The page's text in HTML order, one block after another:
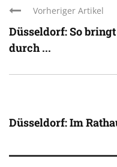
Vorheriger Artikel
Düsseldorf: So
durch ...
Düsseldorf: Im